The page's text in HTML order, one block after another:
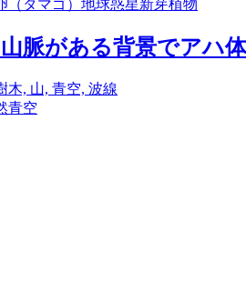
（タマゴ） 地球惑星新芽植物
脈がある背景でアハ
青空